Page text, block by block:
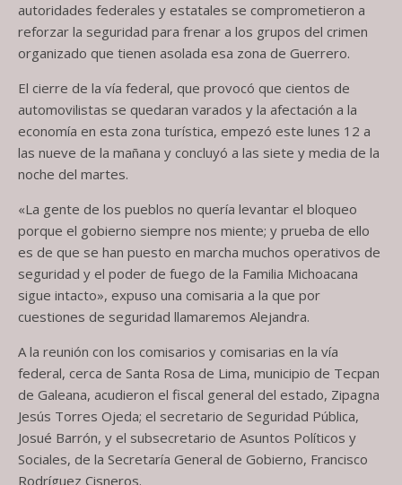
autoridades federales y estatales se comprometieron a
reforzar la seguridad para frenar a los grupos del crimen
organizado que tienen asolada esa zona de Guerrero.
El cierre de la vía federal, que provocó que cientos de
automovilistas se quedaran varados y la afectación a la
economía en esta zona turística, empezó este lunes 12 a
las nueve de la mañana y concluyó a las siete y media de la
noche del martes.
«La gente de los pueblos no quería levantar el bloqueo
porque el gobierno siempre nos miente; y prueba de ello
es de que se han puesto en marcha muchos operativos de
seguridad y el poder de fuego de la Familia Michoacana
sigue intacto», expuso una comisaria a la que por
cuestiones de seguridad llamaremos Alejandra.
A la reunión con los comisarios y comisarias en la vía
federal, cerca de Santa Rosa de Lima, municipio de Tecpan
de Galeana, acudieron el fiscal general del estado, Zipagna
Jesús Torres Ojeda; el secretario de Seguridad Pública,
Josué Barrón, y el subsecretario de Asuntos Políticos y
Sociales, de la Secretaría General de Gobierno, Francisco
Rodríguez Cisneros.